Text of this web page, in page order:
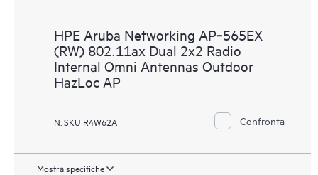
HPE Aruba Networking AP‑565EX
(RW) 802.11ax Dual 2x2 Radio
Internal Omni Antennas Outdoor
HazLoc AP
N. SKU R4W62A Confronta
Mostra specifiche